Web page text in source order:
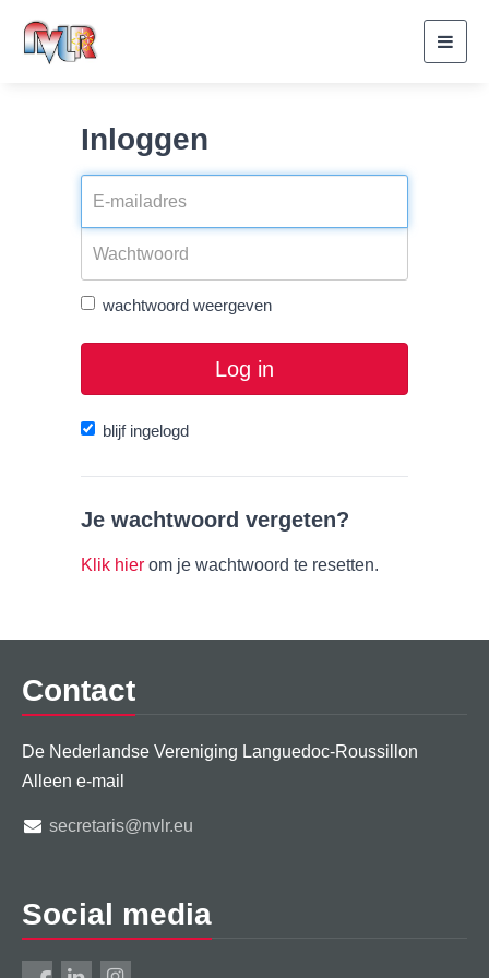
Inloggen
wachtwoord weergeven
Log in
blijf ingelogd
Je wachtwoord vergeten?
Klik hier om je wachtwoord te resetten.
Contact
De Nederlandse Vereniging Languedoc-Roussillon
Alleen e-mail
secretaris@nvlr.eu
Social media